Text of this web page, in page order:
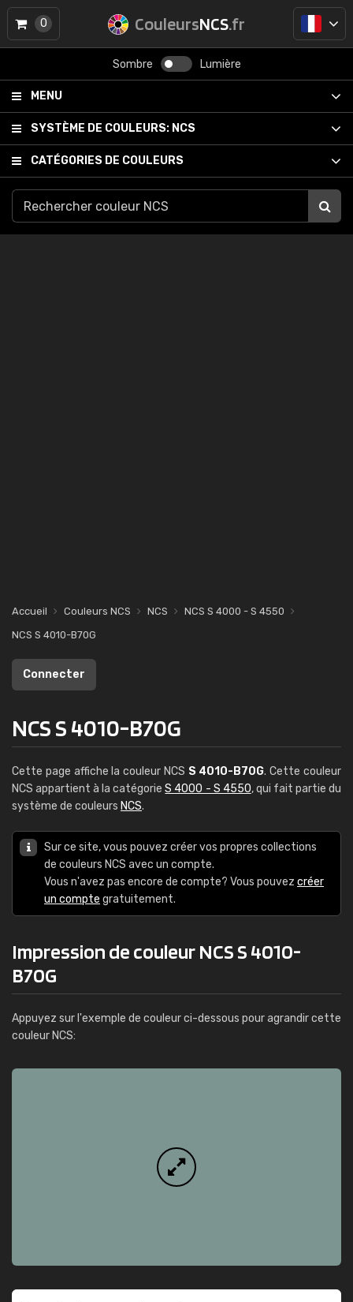
CouleursNCS.fr
Sombre Lumière
MENU
SYSTÈME DE COULEURS: NCS
CATÉGORIES DE COULEURS
0
Accueil Couleurs NCS NCS
NCS S 4000 - S 4550
NCS S 4010-B70G
Connecter
NCS S 4010-B70G
Cette page affiche la couleur NCS S 4010-B70G. Cette couleur
NCS appartient à la catégorieS 4000 - S 4550, qui fait partie du
système de couleurs NCS.
Sur ce site, vous pouvez créer vos propres collections
de couleurs NCS avec un compte.
Vous n'avez pas encore de compte? Vous pouvez créer
un compte gratuitement.
Impression de couleur NCS S 4010-
B70G
Appuyez sur l'exemple de couleur ci-dessous pour agrandir cette
couleur NCS: